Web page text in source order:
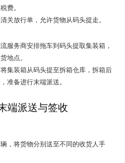
费。
关放行单，允许货物从码头提走。
服务商安排拖车到码头提取集装箱，
地点。
集装箱从码头提至拆箱仓库，拆箱后
准备进行末端派送。
端派送与签收
，将货物分别送至不同的收货人手